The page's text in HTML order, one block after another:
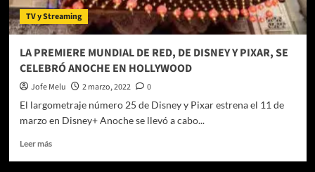
TV y Streaming
LA PREMIERE MUNDIAL DE RED, DE DISNEY Y PIXAR, SE
CELEBRÓ ANOCHE EN HOLLYWOOD
Jofe Melu 2 marzo, 2022
0
El largometraje número 25 de Disney y Pixar estrena el 11 de
marzo en Disney+ Anoche se llevó a cabo...
Leer másLeer